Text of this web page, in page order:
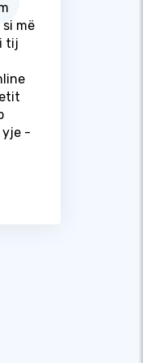
më
tij
yje -